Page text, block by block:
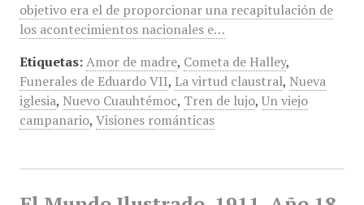
objetivo era el de proporcionar una recapitulación de
los acontecimientos nacionales e…
Etiquetas: Amor de madre, Cometa de Halley,
Funerales de Eduardo VII, La virtud claustral, Nueva
iglesia, Nuevo Cuauhtémoc, Tren de lujo, Un viejo
campanario, Visiones románticas